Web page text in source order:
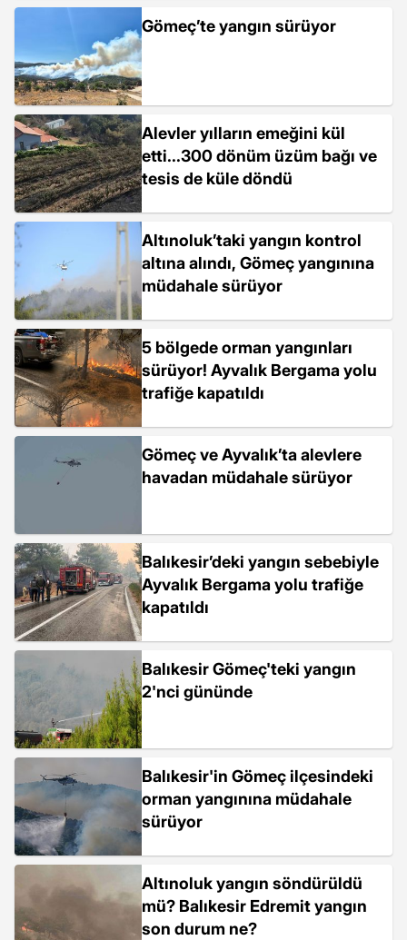
Gömeç’te yangın sürüyor
Alevler yılların emeğini kül
etti...300 dönüm üzüm bağı ve
tesis de küle döndü
Altınoluk’taki yangın kontrol
altına alındı, Gömeç yangınına
müdahale sürüyor
5 bölgede orman yangınları
sürüyor! Ayvalık Bergama yolu
trafiğe kapatıldı
Gömeç ve Ayvalık’ta alevlere
havadan müdahale sürüyor
Balıkesir’deki yangın sebebiyle
Ayvalık Bergama yolu trafiğe
kapatıldı
Balıkesir Gömeç'teki yangın
2'nci gününde
Balıkesir'in Gömeç ilçesindeki
orman yangınına müdahale
sürüyor
Altınoluk yangın söndürüldü
mü? Balıkesir Edremit yangın
son durum ne?